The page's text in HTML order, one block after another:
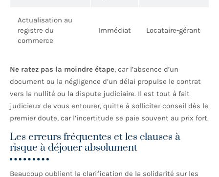
Actualisation au
registre du
commerce
Immédiat Locataire-gérant
Ne ratez pas la moindre étape, car l’absence d’un
document ou la négligence d’un délai propulse le contrat
vers la nullité ou la dispute judiciaire. Il est tout à fait
judicieux de vous entourer, quitte à solliciter conseil dès le
premier doute, car l’incertitude se paie souvent au prix fort.
Les erreurs fréquentes et les clauses à
risque à déjouer absolument
Beaucoup oublient la clarification de la solidarité sur les